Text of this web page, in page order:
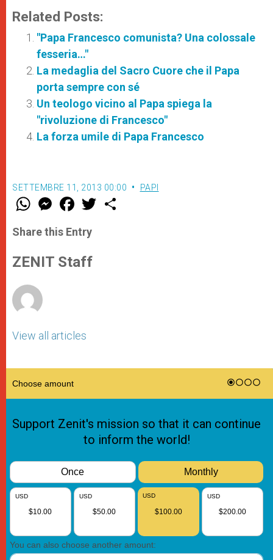
Related Posts:
"Papa Francesco comunista? Una colossale
fesseria…"
La medaglia del Sacro Cuore che il Papa
porta sempre con sé
Un teologo vicino al Papa spiega la
"rivoluzione di Francesco"
La forza umile di Papa Francesco
SETTEMBRE 11, 2013 00:00 PAPI
W
t
s
p
p
M
e
s
e
g
e
F
a
e
b
o
k
w
Share this Entry
ZENIT Staff
View all articles